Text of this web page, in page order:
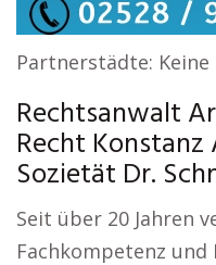
Partnerstädte:
Rechtsanwalt
Recht
Sozietät Dr.
Seit über 20 Jahren
Fachkompetenz und